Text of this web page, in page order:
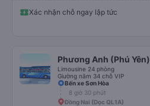
Xác nhận chỗ ngay lập tức
Phương Anh (Phú Yên)
Limousine 24 phòng
Giường nằm 34 chỗ VIP
Bến xe Sơn Hòa
8 giờ 30 phút
Đồng Nai (Dọc QL1A)